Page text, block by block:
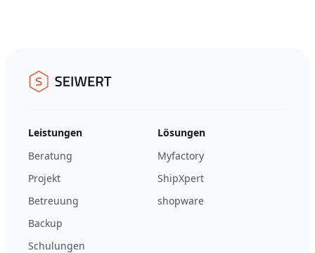
Seiwert GmbH
Leistungen
Beratung
Projekt
Betreuung
Backup
Schulungen
Lösungen
Myfactory
ShipXpert
shopware